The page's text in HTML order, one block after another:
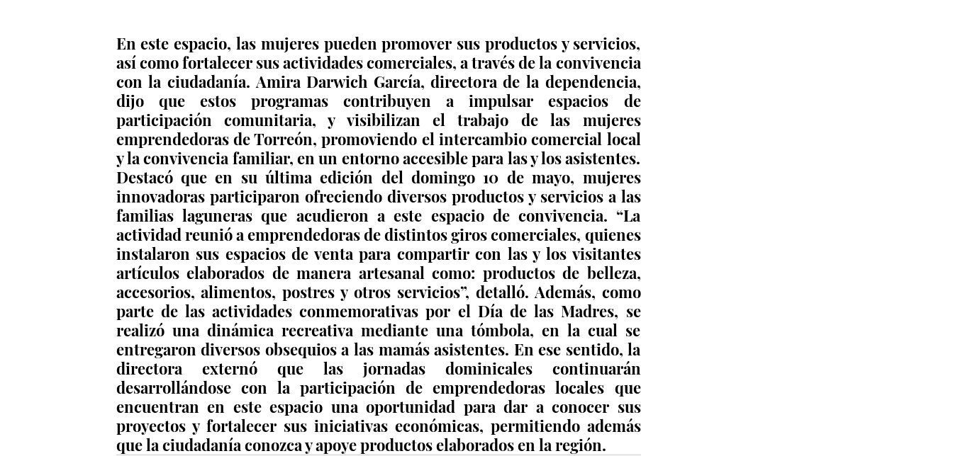
En este espacio, las mujeres pueden promover sus productos y servicios,
así como fortalecer sus actividades comerciales, a través de la convivencia
con la ciudadanía. Amira Darwich García, directora de la dependencia,
dijo que estos programas contribuyen a impulsar espacios de
participación comunitaria, y visibilizan el trabajo de las mujeres
emprendedoras de Torreón, promoviendo el intercambio comercial local
y la convivencia familiar, en un entorno accesible para las y los asistentes.
Destacó que en su última edición del domingo 10 de mayo, mujeres
innovadoras participaron ofreciendo diversos productos y servicios a las
familias laguneras que acudieron a este espacio de convivencia. “La
actividad reunió a emprendedoras de distintos giros comerciales, quienes
instalaron sus espacios de venta para compartir con las y los visitantes
artículos elaborados de manera artesanal como: productos de belleza,
accesorios, alimentos, postres y otros servicios”, detalló. Además, como
parte de las actividades conmemorativas por el Día de las Madres, se
realizó una dinámica recreativa mediante una tómbola, en la cual se
entregaron diversos obsequios a las mamás asistentes. En ese sentido, la
directora externó que las jornadas dominicales continuarán
desarrollándose con la participación de emprendedoras locales que
encuentran en este espacio una oportunidad para dar a conocer sus
proyectos y fortalecer sus iniciativas económicas, permitiendo además
que la ciudadanía conozca y apoye productos elaborados en la región.